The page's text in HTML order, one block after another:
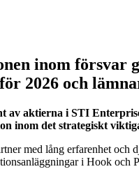
inom försvar
2026 och
av aktierna i STI
inom det strategiskt
med lång erfarenhet
i Hook och